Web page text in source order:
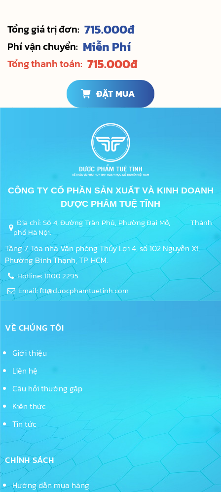
Tổng giá trị đơn: 715.000đ
Phí vận chuyển: Miễn Phí
Tổng thanh toán: 715.000đ
ĐẶT MUA
CÔNG TY CỔ PHẦN SẢN XUẤT VÀ KINH DOANH
DƯỢC PHẨM TUỆ TĨNH
Địa chỉ: Số 4, Đường Trần Phú, Phường Đại Mỗ, Thành
phố Hà Nội.
Tầng 7, Tòa nhà Văn phòng Thủy Lợi 4, số 102 Nguyễn Xí,
Phường Bình Thạnh, TP. HCM.
Hotline: 1800 2295
Email: ftt@duocphamtuetinh.com
VỀ CHÚNG TÔI
Giới thiệu
Liên hệ
Câu hỏi thường gặp
Kiến thức
Tin tức
CHÍNH SÁCH
Hướng dẫn mua hàng